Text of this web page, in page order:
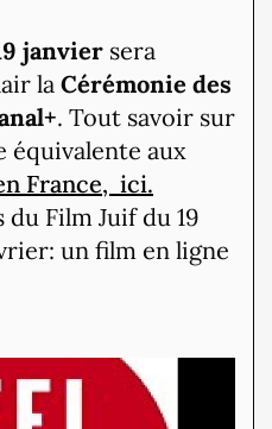
janvier sera
la Cérémonie des
. Tout savoir sur
aux
France, ici.
du Film Juif du 19
un film en ligne